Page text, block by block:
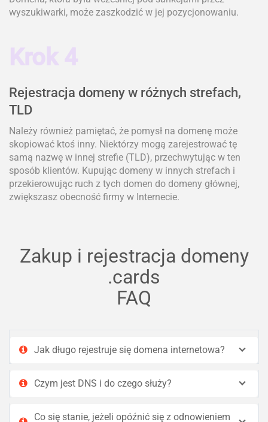
wyszukiwarki, może zaszkodzić w jej pozycjonowaniu.
Krok 4
Rejestracja domeny w różnych strefach,
TLD
Należy również pamiętać, że pomysł na domenę może
skopiować ktoś inny. Niektórzy mogą zarejestrować tę
samą nazwę w innej strefie (TLD), przechwytując w ten
sposób klientów. Kupując domeny w innych strefach i
przekierowując ruch z tych domen do domeny głównej,
zwiększasz obecność firmy w Internecie.
Zakup i rejestracja domeny
.cards
FAQ
Jak długo rejestruje się domena internetowa?
Czym jest DNS i do czego służy?
Co się stanie, jeżeli opóźnić się z odnowieniem